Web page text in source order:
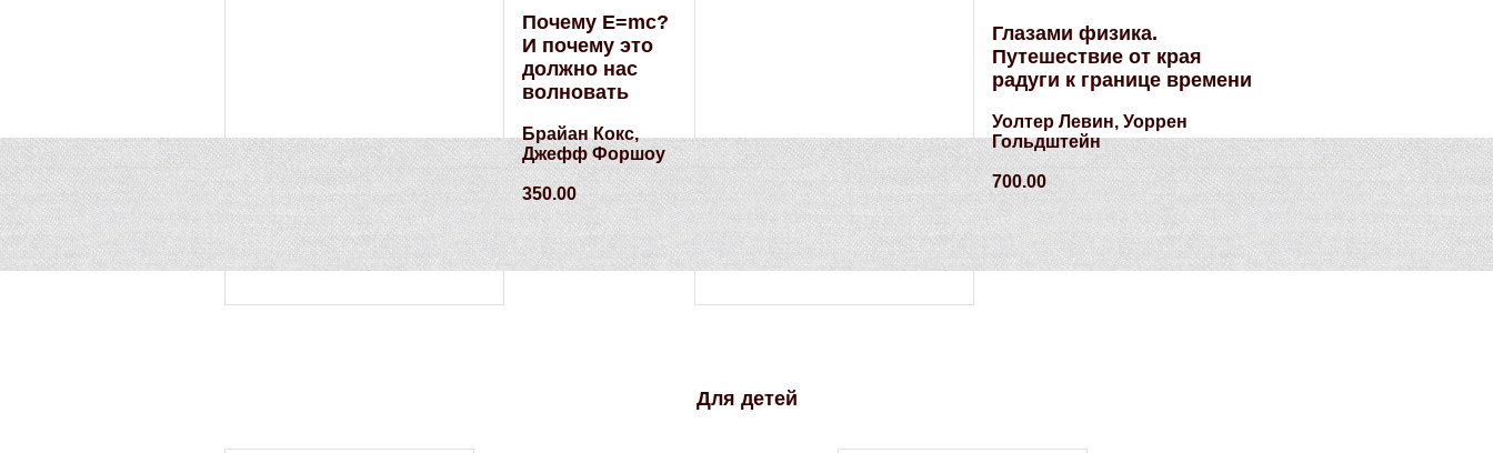
Почему E=mc?
И почему это
должно нас
волновать
Брайан Кокс,
Джефф Форшоу
350.00
Глазами физика.
Путешествие от края
радуги к границе времени
Уолтер Левин, Уоррен
Гольдштейн
700.00
Для детей